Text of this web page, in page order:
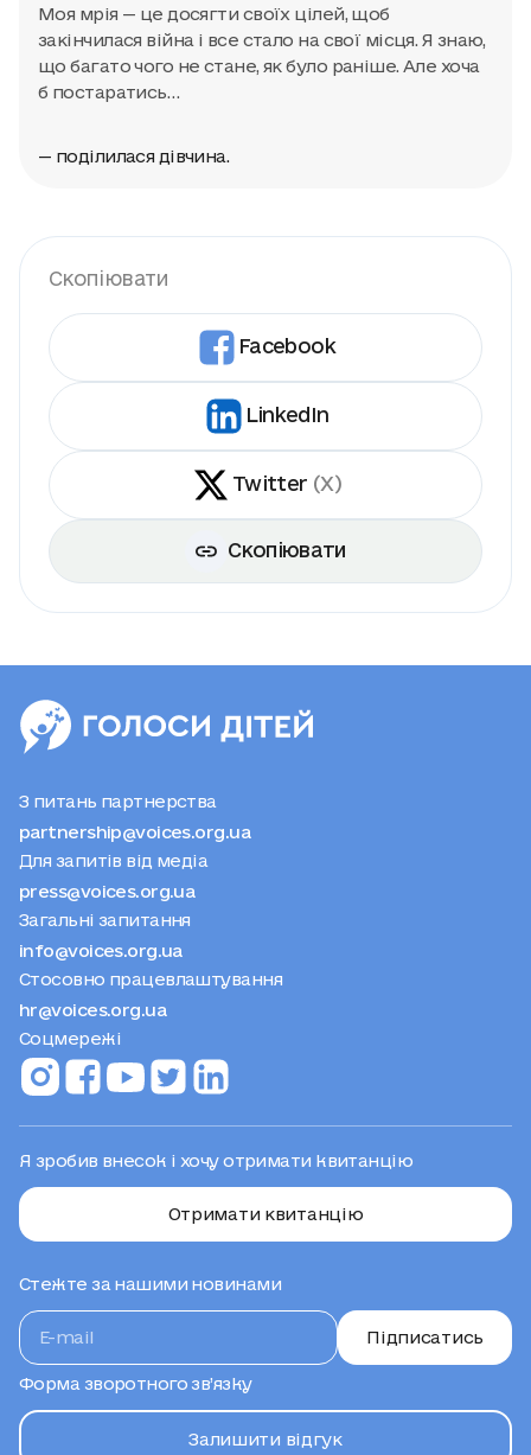
Моя мрія — це досягти своїх цілей, щоб
закінчилася війна і все стало на свої місця. Я знаю,
що багато чого не стане, як було раніше. Але хоча
б постаратись…
— поділилася дівчина.
Скопіювати
Facebook
LinkedIn
Twitter (X)
Скопіювати
З питань партнерства
partnership@voices.org.ua
Для запитів від медіа
press@voices.org.ua
Загальні запитання
info@voices.org.ua
Стосовно працевлаштування
hr@voices.org.ua
Соцмережі
Я зробив внесок і хочу отримати квитанцію
Отримати квитанцію
Стежте за нашими новинами
Підписатись
Форма зворотного зв’язку
Залишити відгук